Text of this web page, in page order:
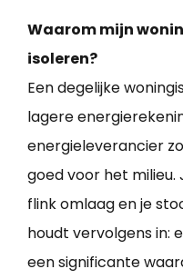
Waarom mijn
isoleren?
Een degelijke
lagere
energieleverancier
goed voor het
flink omlaag en je
houdt vervolgens in:
een significante